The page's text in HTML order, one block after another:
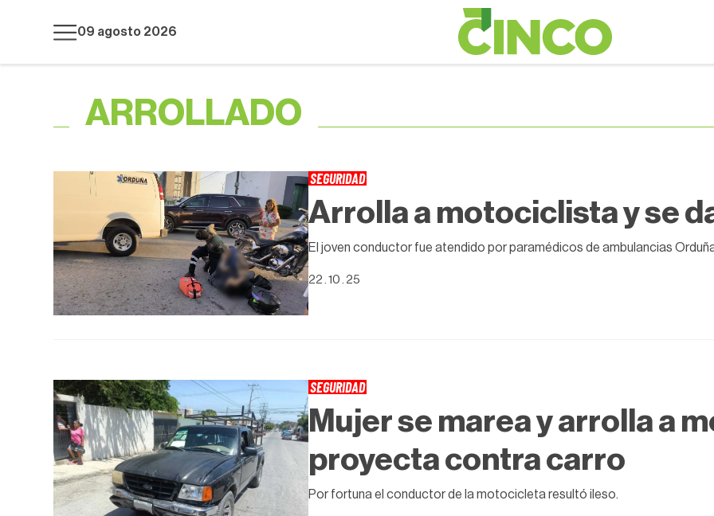
09 agosto 2026
ARROLLADO
SEGURIDAD
Arrolla a motociclista y se
El joven conductor fue atendido por paramédicos de ambulancias
22 . 10 . 25
SEGURIDAD
Mujer se marea y arrolla a
proyecta contra carro
Por fortuna el conductor de la motocicleta resultó ileso.